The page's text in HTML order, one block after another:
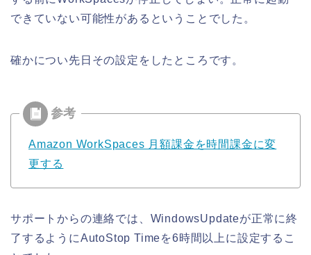
できていない可能性があるということでした。
確かについ先日その設定をしたところです。
Amazon WorkSpaces 月額課金を時間課金に変
更する
サポートからの連絡では、WindowsUpdateが正常に終
了するようにAutoStop Timeを6時間以上に設定するこ